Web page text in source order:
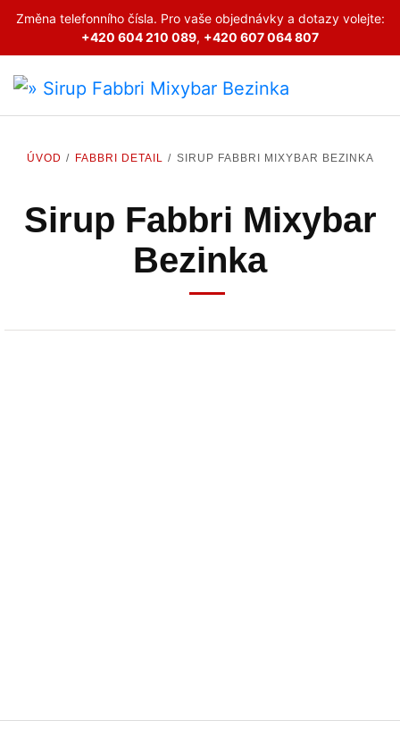
Změna telefonního čísla. Pro vaše objednávky a dotazy volejte:
+420 604 210 089, +420 607 064 807
ÚVOD FABBRI DETAIL SIRUP FABBRI MIXYBAR BEZINKA
Sirup Fabbri Mixybar
Bezinka